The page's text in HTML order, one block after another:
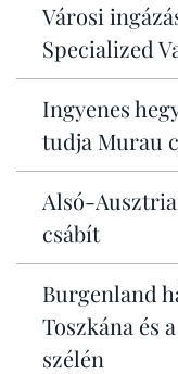
Városi
Specialized
Ingyenes
tudja Murau
Alsó-
csábít
Burgenland
Toszkána és
szélén